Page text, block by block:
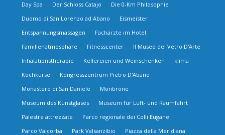
Day Spa
Der Schloss Catajo
Die 0-Km Philosophie
Duomo di San Lorenzo ad Abano
Eismeister
Entspannungsmassagen
Fachärzte im Hotel
Familienatmosphäre
Fitnesscenter
Il Museo del Vetro D'Arte
Inhalationstherapie
Kellereien und Weinschenken
klima
Kochkurse
Kongresszentrum Pietro D'Abano
Monastero di San Daniele
Montirone
Museum des Kunstglases
Museum für Luft- und Raumfahrt
Palestre attrezzate
Parco regionale dei Colli Euganei
Parco Valcorba
Park Valsanzibio
Piazza della Meridiana